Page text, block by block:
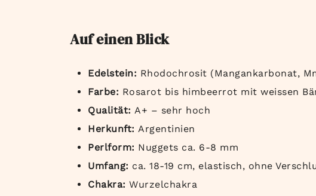
Auf einen Blick
Edelstein: Rhodochrosit (Mangankarbonat,
Farbe: Rosarot bis himbeerrot mit weissen
Qualität: A+ – sehr hoch
Herkunft: Argentinien
Perlform: Nuggets ca. 6-8 mm
Umfang: ca. 18-19 cm, elastisch, ohne
Chakra: Wurzelchakra